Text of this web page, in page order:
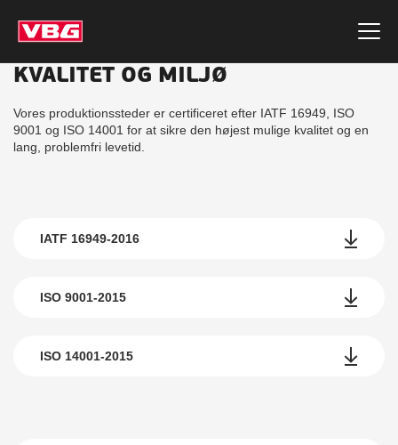
KVALITET OG MILJØ
Vores produktionssteder er certificeret efter IATF 16949, ISO
9001 og ISO 14001 for at sikre den højest mulige kvalitet og en
lang, problemfri levetid.
IATF 16949-2016
ISO 9001-2015
ISO 14001-2015